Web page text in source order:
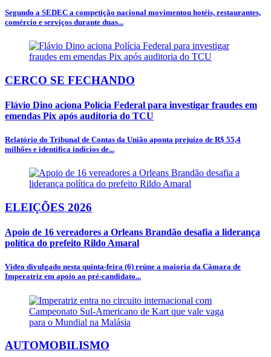
Segundo a SEDEC a competição nacional movimentou hotéis, restaurantes,
comércio e serviços durante duas...
CERCO SE FECHANDO
Flávio Dino aciona Polícia Federal para investigar fraudes em
emendas Pix após auditoria do TCU
Relatório do Tribunal de Contas da União aponta prejuízo de R$ 55,4
milhões e identifica indícios de...
ELEIÇÕES 2026
Apoio de 16 vereadores a Orleans Brandão desafia a liderança
política do prefeito Rildo Amaral
Vídeo divulgado nesta quinta-feira (6) reúne a maioria da Câmara de
Imperatriz em apoio ao pré-candidato...
AUTOMOBILISMO